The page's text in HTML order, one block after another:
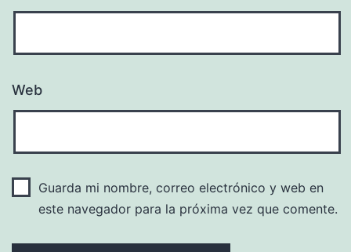
Web
Guarda mi nombre, correo electrónico y web en
este navegador para la próxima vez que comente.